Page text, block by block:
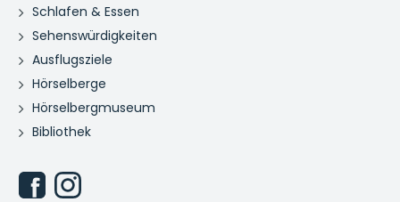
Schlafen & Essen
Sehenswürdigkeiten
Ausflugsziele
Hörselberge
Hörselbergmuseum
Bibliothek